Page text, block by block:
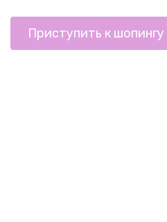
Приступить к шопингу